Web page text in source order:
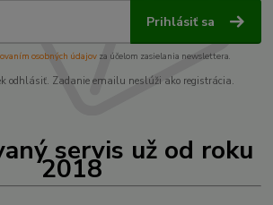
Prihlásiť sa
osobných údajov za účelom zasielania newslettera.
odhlásiť. Zadanie emailu neslúži ako registrácia.
servis už od roku
2018